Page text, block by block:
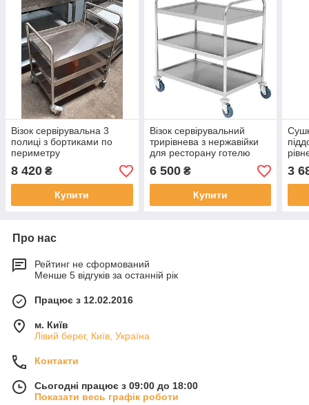
Візок сервірувальна 3
полиці з бортиками по
периметру
8 420 ₴
Купити
Візок сервірувальний
трирівнева з нержавійки
для ресторану готелю
їдальні
6 500₴
Купити
3
Про нас
Рейтинг не сформований
Менше 5 відгуків за останній рік
Працює з 12.02.2016
м. Київ
Лівий берег, Київ, Україна
Контакти
Сьогодні працює з 09:00 до 18:00
Показати весь графік роботи